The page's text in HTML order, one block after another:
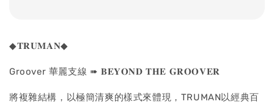
◆𝐓𝐑𝐔𝐌𝐀𝐍◆
Groover 華麗支線 ➠ 𝐁𝐄𝐘𝐎𝐍𝐃 𝐓𝐇𝐄 𝐆𝐑𝐎𝐎𝐕𝐄𝐑
將複雜結構，以極簡清爽的樣式來體現，TRUMAN以經典百